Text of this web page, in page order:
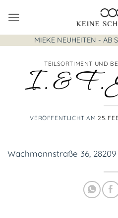
Inhalt
springen
MIEKE NEUHEITEN - AB
TEILSORTIMENT UND
I. & F.
VERÖFFENTLICHT AM25.
Wachmannstraße 36,